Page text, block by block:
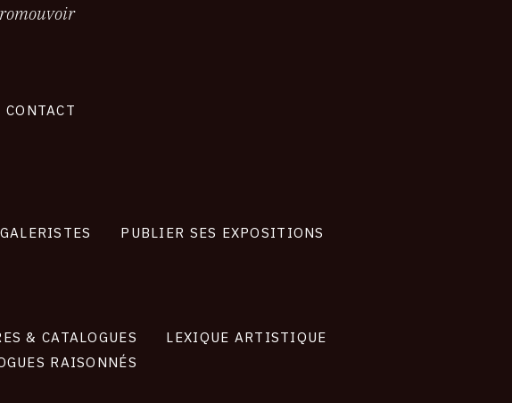
CONTACT
PUBLIER SES EXPOSITIONS
& CATALOGUES
LEXIQUE ARTISTIQUE
RAISONNÉS